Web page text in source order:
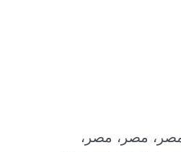
مصر، مصر، مصر،